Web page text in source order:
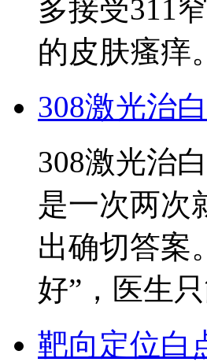
多接受311
的皮肤瘙痒
308激光治
308激光治
是一次两次
出确切答案
好”，医生
靶向定位白